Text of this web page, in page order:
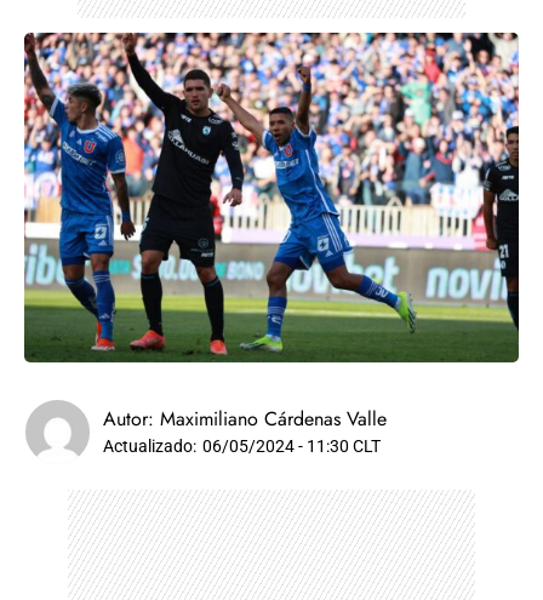
Autor: Maximiliano Cárdenas Valle
Actualizado: 06/05/2024 - 11:30 CLT